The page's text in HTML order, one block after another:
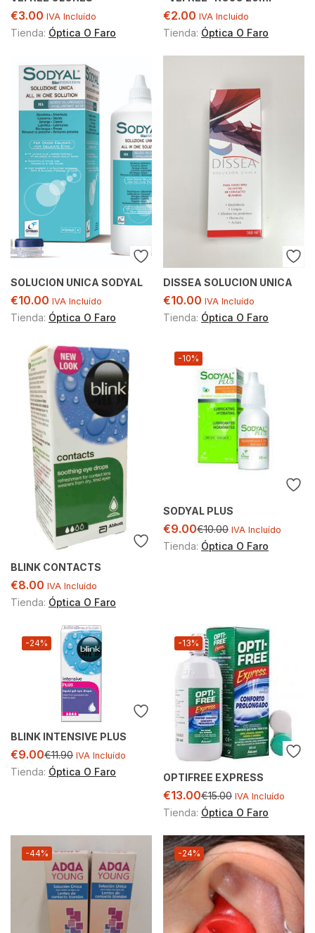
€3.00 IVA Incluído
Tienda: Óptica O Faro
€2.00 IVA Incluído
Tienda: Óptica O Faro
SOLUCION UNICA SODYAL
€10.00 IVA Incluído
Tienda: Óptica O Faro
DISSEA SOLUCION UNICA
€10.00 IVA Incluído
Tienda: Óptica O Faro
BLINK CONTACTS
€8.00 IVA Incluído
Tienda: Óptica O Faro
-10%
SODYAL PLUS
€9.00€10.00 IVA Incluído
Tienda: Óptica O Faro
-24%
BLINK INTENSIVE PLUS
€9.00€11.90 IVA Incluído
Tienda: Óptica O Faro
-13%
OPTIFREE EXPRESS
€13.00€15.00 IVA Incluído
Tienda: Óptica O Faro
-44% -24%